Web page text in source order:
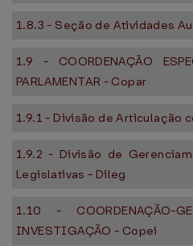
1.8.3 - Seção de Atividades
1.9 - COORDENAÇÃO
PARLAMENTAR - Copar
1.9.1 - Divisão de Articulação
1.9.2 - Divisão de
Legislativas - Dileg
1.10 - COORDENAÇÃO-
INVESTIGAÇÃO - Copei